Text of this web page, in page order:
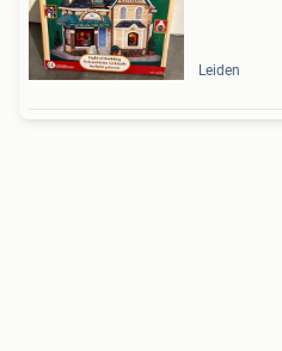
Leiden